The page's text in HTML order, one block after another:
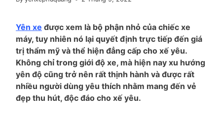
Yên xe được xem là bộ phận nhỏ của chiếc xe
máy, tuy nhiên nó lại quyết định trực tiếp đến giá
trị thẩm mỹ và thể hiện đẳng cấp cho xế yêu.
Không chỉ trong giới độ xe, mà hiện nay xu hướng
yên độ cũng trở nên rất thịnh hành và được rất
nhiều người dùng yêu thích nhằm mang đến vẻ
đẹp thu hút, độc đáo cho xế yêu.